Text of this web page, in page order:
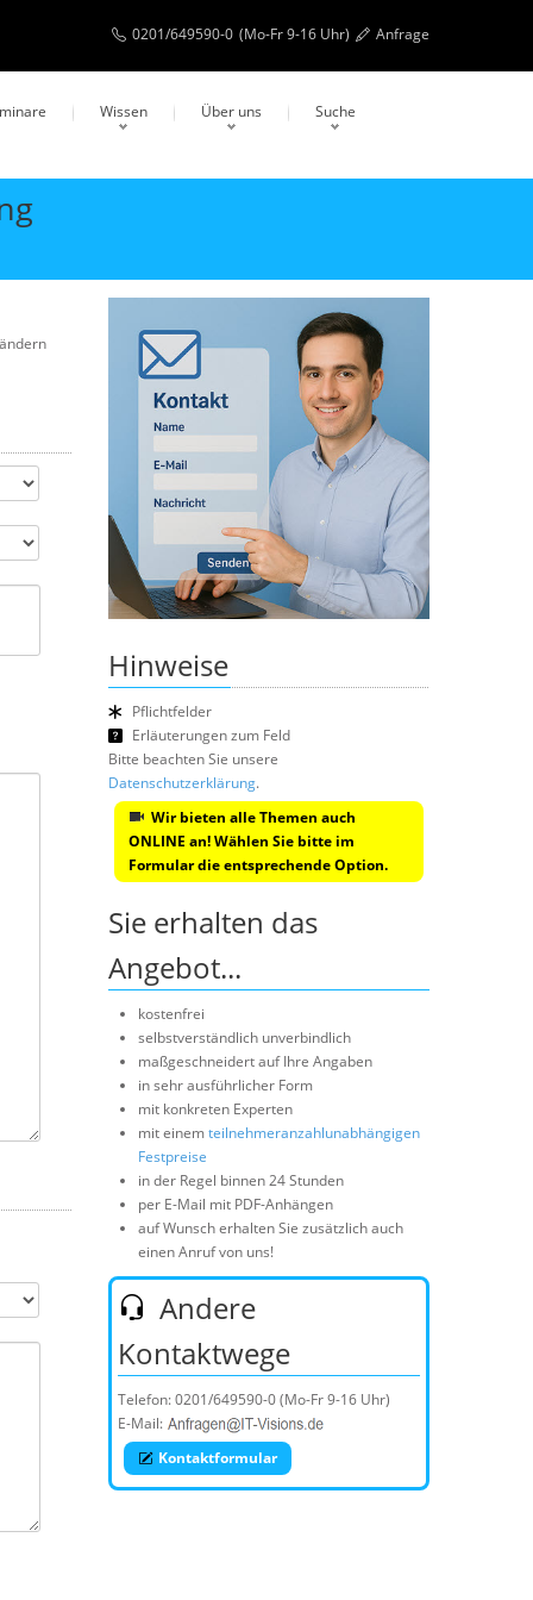
0201/649590-0 (Mo-Fr 9-16 Uhr) Anfrage
Wissen Über uns Suche
Hinweise
Pflichtfelder
Erläuterungen zum Feld
Bitte beachten Sie unsere
Datenschutzerklärung.
Wir bieten alle Themen auch
ONLINE an! Wählen Sie bitte im
Formular die entsprechende Option.
Sie erhalten das
Angebot...
kostenfrei
selbstverständlich unverbindlich
maßgeschneidert auf Ihre Angaben
in sehr ausführlicher Form
mit konkreten Experten
mit einemteilnehmeranzahlunabhängigen
Festpreise
in der Regel binnen 24 Stunden
per E-Mail mit PDF-Anhängen
auf Wunsch erhalten Sie zusätzlich auch
einen Anruf von uns!
Andere
Kontaktwege
Telefon:0201/649590-0(Mo-Fr 9-16 Uhr)
E-Mail:
Kontaktformular